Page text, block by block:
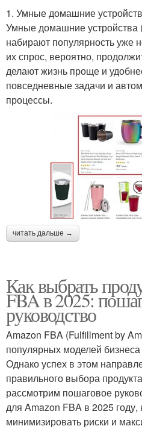
1. Умные домашние
Умные домашние устройства
набирают популярность уже
их спрос, вероятно,
делают жизнь проще и
повседневные задачи и
процессы.
читать дальше →
Как выбрать
FBA в 2025:
руководство
Amazon FBA (Fulfillment by
популярных моделей
Однако успех в этом
правильного выбора
рассмотрим пошаговое
для Amazon FBA в 2025
минимизировать риски и